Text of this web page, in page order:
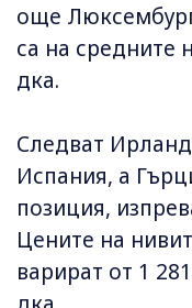
още
са на средните
дка.
Следват
Испания, а
позиция,
Цените на
варират от 1